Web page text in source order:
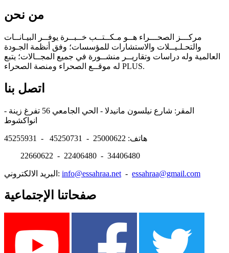
من نحن
مركـــز الصحـــراء هــو مـكــتــب خــبــرة يوفــر البيـانــات
والتحـلـيــلات والاستشارات للمؤسسات؛ وفق أنظمة الجـودة
العالمية وله دراسات وتقاريــر منشــورة في جميع المجــالات؛ يتبع
له موقــع الصحراء ومنصة الصحراء PLUS.
اتصل بنا
المقر: شارع نيلسون مانيدلا - الحي الجامعي 56 تفرغ زينة -
هاتف: 25000622 - 45250731 - 45255931
22660622 - 22406480 - 34406480
البريد الالكتروني: info@essahraa.net - essahraa@gmail.com
صفحاتنا الإجتماعية